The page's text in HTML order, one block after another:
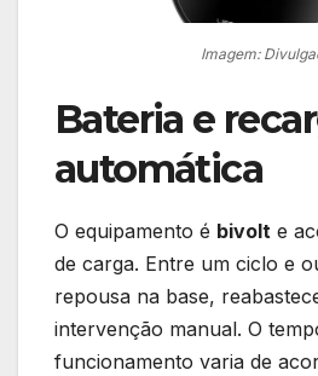
Imagem:
Bateria e
automática
O equipamento é bivolt e
de carga. Entre um ciclo e
repousa na base,
intervenção manual. O
funcionamento varia de